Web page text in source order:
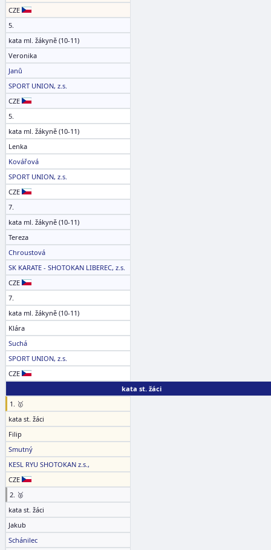
CZE
5.
kata ml. žákyně (10-11)
Veronika
Janů
SPORT UNION, z.s.
CZE
5.
kata ml. žákyně (10-11)
Lenka
Kovářová
SPORT UNION, z.s.
CZE
7.
kata ml. žákyně (10-11)
Tereza
Chroustová
SK KARATE - SHOTOKAN LIBEREC, z.s.
CZE
7.
kata ml. žákyně (10-11)
Klára
Suchá
SPORT UNION, z.s.
CZE
kata st. žáci
1. 🥇
kata st. žáci
Filip
Smutný
KESL RYU SHOTOKAN z.s.,
CZE
2. 🥈
kata st. žáci
Jakub
Schánilec